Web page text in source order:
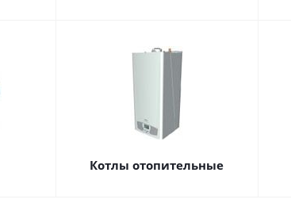
Котлы отопительные